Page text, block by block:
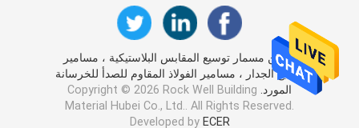
المجفف المنخل الجزيئي
موصل زاوية بلاستيك
الصين مسمار توسيع المقابس البلاستيكية ، مسامير
توسيع الجدار ، مسامير الفولاذ المقاوم للصدأ للخرسانة
المورد. Copyright © 2026 Rock Well Building
Material Hubei Co., Ltd.. All Rights Reserved.
Developed by ECER